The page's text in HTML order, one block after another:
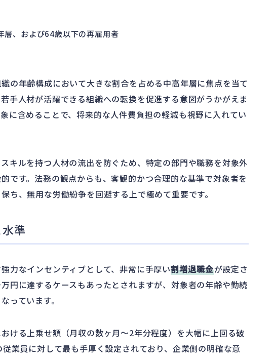
、および64歳以下の再雇用者
の年齢構成において大きな割合を占める中高年層に焦点を当て
手人材が活躍できる組織への転換を促進する意図がうかがえま
に含めることで、将来的な人件費負担の軽減も視野に入れてい
キルを持つ人材の流出を防ぐため、特定の部門や職務を対象外
です。法務の観点からも、客観的かつ合理的な基準で対象者を
ち、無用な労働紛争を回避する上で極めて重要です。
準
力なインセンティブとして、非常に手厚い割増退職金が設定さ
円に達するケースもあったとされますが、対象者の年齢や勤続
っています。
ける上乗せ額（月収の数ヶ月～2年分程度）を大幅に上回る破
業員に対して最も手厚く設定されており、企業側の明確な意